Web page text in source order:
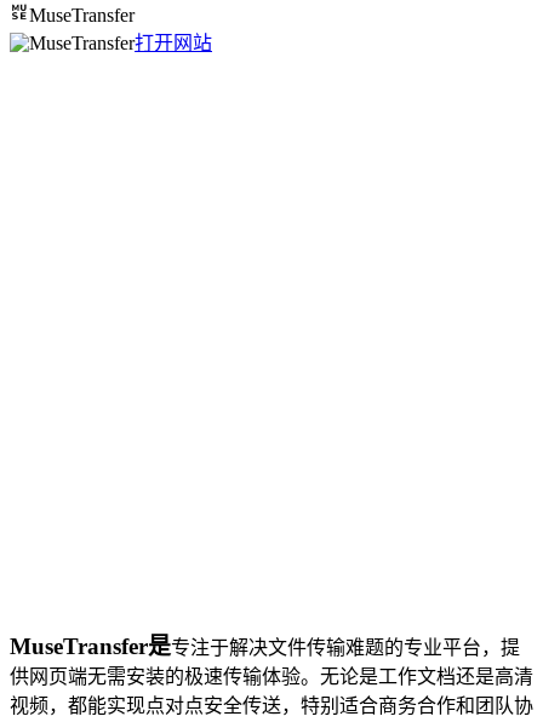
MuseTransfer
打开网站
MuseTransfer是专注于解决文件传输难题的专业平台，提
供网页端无需安装的极速传输体验。无论是工作文档还是高清
视频，都能实现点对点安全传送，特别适合商务合作和团队协